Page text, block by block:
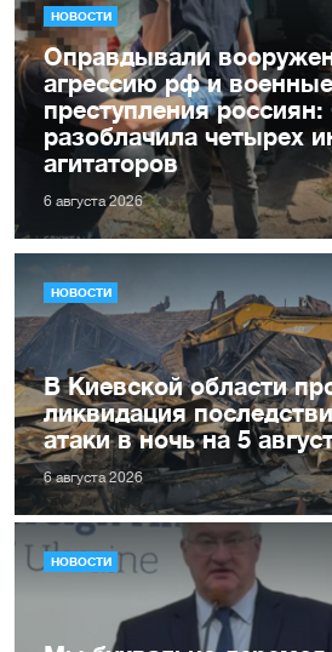
НОВОСТИ
Оправдывали
агрессию рф и военные
преступления
разоблачила четырех
агитаторов
6 августа 2026
НОВОСТИ
В Киевской области
ликвидация
атаки в ночь на 5
6 августа 2026
НОВОСТИ